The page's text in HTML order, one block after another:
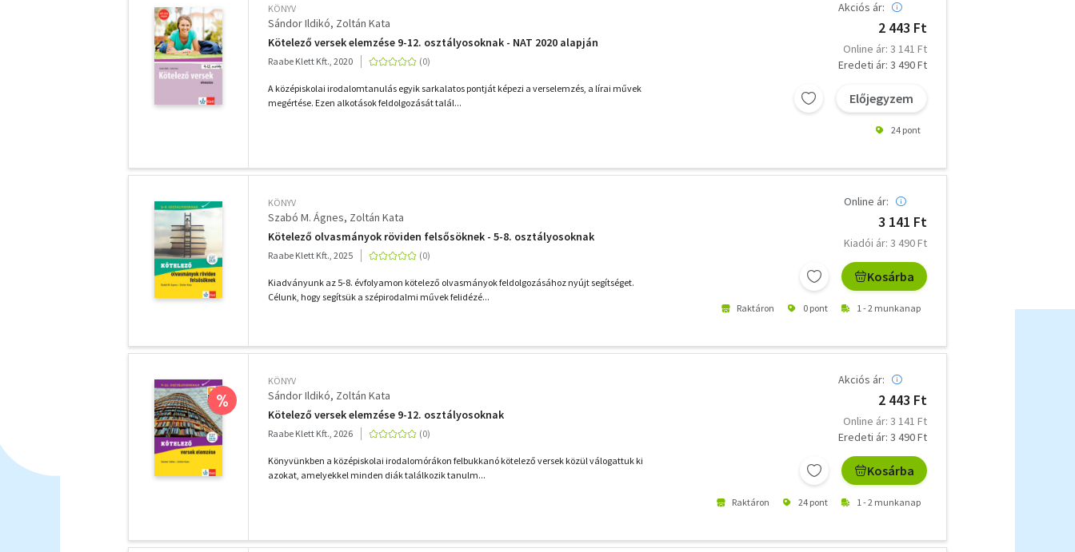
KÖNYV
Sándor Ildikó Zoltán Kata
Kötelező versek elemzése 9-12. osztályosoknak - NAT 2020 alapján
Raabe Klett Kft., 2020
A középiskolai irodalomtanulás egyik sarkalatos pontját képezi a verselemzés, a lírai művek
megértése. Ezen alkotások feldolgozását talál...
Akciós ár:
2 443 Ft
Online ár: 3 141 Ft
Eredeti ár: 3 490 Ft
Előjegyzem
24 pont
KÖNYV
Szabó M. Ágnes Zoltán Kata
Kötelező olvasmányok röviden felsősöknek - 5-8. osztályosoknak
Raabe Klett Kft., 2025
Kiadványunk az 5-8. évfolyamon kötelező olvasmányok feldolgozásához nyújt segítséget.
Célunk, hogy segítsük a szépirodalmi művek felidézé...
Online ár:
3 141 Ft
Kiadói ár: 3 490 Ft
Kosárba
Raktáron 0 pont 1 - 2 munkanap
%
KÖNYV
Sándor Ildikó Zoltán Kata
Kötelező versek elemzése 9-12. osztályosoknak
Raabe Klett Kft., 2026
Könyvünkben a középiskolai irodalomórákon felbukkanó kötelező versek közül válogattuk ki
azokat, amelyekkel minden diák találkozik tanulm...
Akciós ár:
2 443 Ft
Online ár: 3 141 Ft
Eredeti ár: 3 490 Ft
Kosárba
Raktáron 24 pont 1 - 2 munkanap